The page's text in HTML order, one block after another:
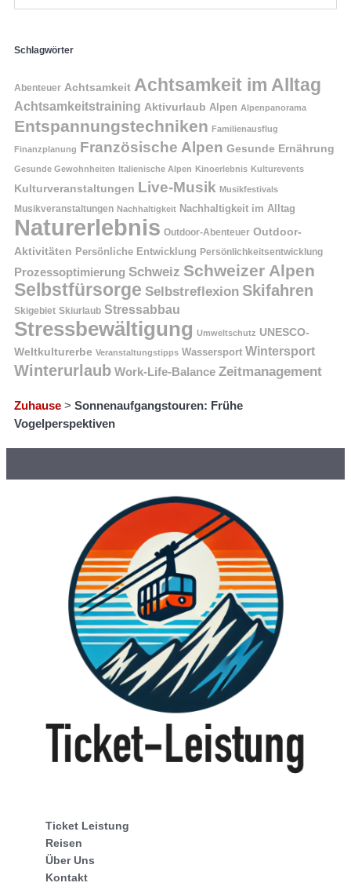
Schlagwörter
Abenteuer Achtsamkeit Achtsamkeit im Alltag
Achtsamkeitstraining Aktivurlaub Alpen Alpenpanorama
Entspannungstechniken Familienausflug
Finanzplanung Französische Alpen Gesunde Ernährung
Gesunde Gewohnheiten Italienische Alpen Kinoerlebnis Kulturevents
Kulturveranstaltungen Live-Musik Musikfestivals
Musikveranstaltungen Nachhaltigkeit Nachhaltigkeit im Alltag
Naturerlebnis Outdoor-Abenteuer Outdoor-
Aktivitäten Persönliche Entwicklung Persönlichkeitsentwicklung
Prozessoptimierung Schweiz Schweizer Alpen
Selbstfürsorge Selbstreflexion Skifahren
Skigebiet Skiurlaub Stressabbau
Stressbewältigung Umweltschutz UNESCO-
Weltkulturerbe Veranstaltungstipps Wassersport Wintersport
Winterurlaub Work-Life-Balance Zeitmanagement
Zuhause > Sonnenaufgangstouren: Frühe
Vogelperspektiven
Ticket Leistung
Reisen
Über Uns
Kontakt